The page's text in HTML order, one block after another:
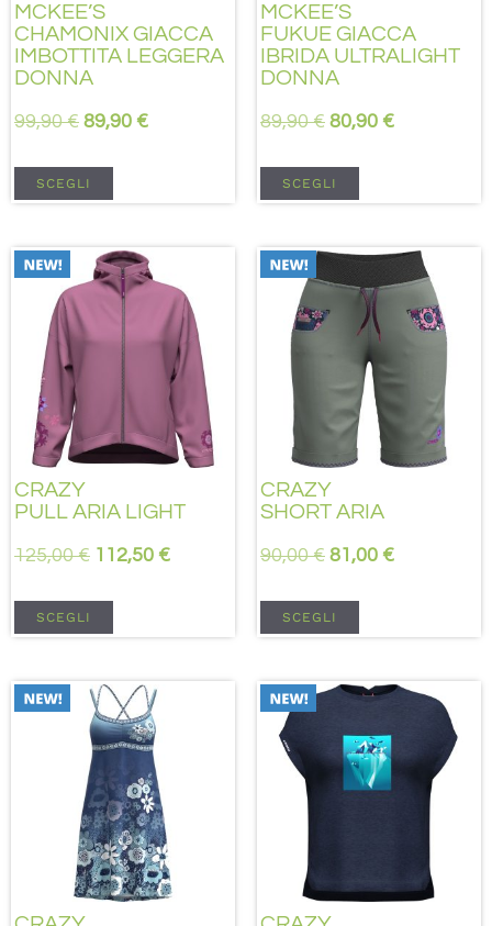
MCKEE’S
CHAMONIX GIACCA
IMBOTTITA LEGGERA
DONNA
99,90€ 89,90 €
SCEGLI
MCKEE’S
FUKUE GIACCA
IBRIDA ULTRALIGHT
DONNA
89,90€ 80,90 €
SCEGLI
CRAZY
PULL ARIA LIGHT
125,00€ 112,50 €
SCEGLI
CRAZY
SHORT ARIA
90,00€ 81,00 €
SCEGLI